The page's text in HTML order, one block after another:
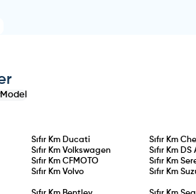
Model
Sıfır Km Ducati Sıfır Km
Sıfır Km Volkswagen Sıfır Km DS
Sıfır Km CFMOTO Sıfır Km
Sıfır Km Volvo Sıfır Km